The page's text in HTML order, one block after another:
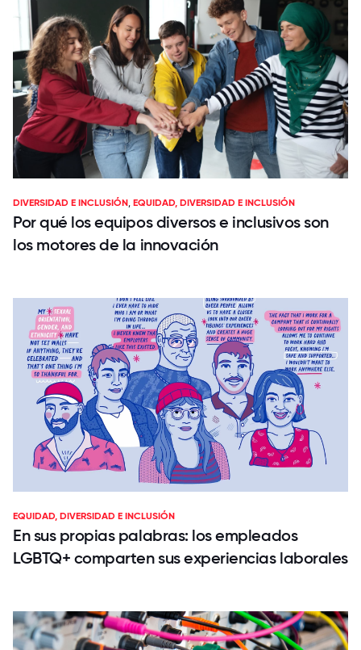
DIVERSIDAD E INCLUSIÓN,EQUIDAD, DIVERSIDAD E INCLUSIÓN
Por qué los equipos diversos e inclusivos son
los motores de la innovación
EQUIDAD, DIVERSIDAD E INCLUSIÓN
En sus propias palabras: los empleados
LGBTQ+ comparten sus experiencias laborales